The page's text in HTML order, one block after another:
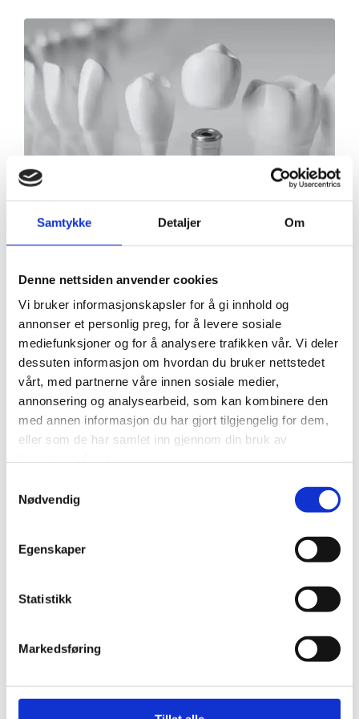
Samtykke Detaljer Om
Denne nettsiden anvender cookies
Vi bruker informasjonskapsler for å gi innhold og
annonser et personlig preg, for å levere sosiale
mediefunksjoner og for å analysere trafikken vår. Vi deler
dessuten informasjon om hvordan du bruker nettstedet
vårt, med partnerne våre innen sosiale medier,
annonsering og analysearbeid, som kan kombinere den
med annen informasjon du har gjort tilgjengelig for dem,
eller som de har samlet inn gjennom din bruk av
Nødvendig
Egenskaper
Statistikk
Markedsføring
Når trenger du en
tannkrone?
Entannkrone
Når en tann er sterkt svekket